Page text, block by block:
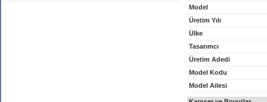
Model
Üretim Yılı
Ülke
Tasarımcı
Üretim Adedi
Model Kodu
Model Ailesi